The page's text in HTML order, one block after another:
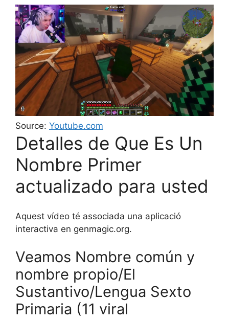
Source: Youtube.com
Detalles de Que Es Un
Nombre Primer
actualizado para usted
Aquest vídeo té associada una aplicació
interactiva en genmagic.org.
Veamos Nombre común y
nombre propio/El
Sustantivo/Lengua Sexto
Primaria (11 viral